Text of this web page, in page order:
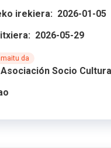
irekiera: 2026-01-05
2026-05-29
da
Asociación Socio